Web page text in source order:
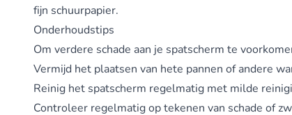
fijn schuurpapier.
Onderhoudstips
Om verdere schade aan je spatscherm te
Vermijd het plaatsen van hete pannen of andere
Reinig het spatscherm regelmatig met milde
Controleer regelmatig op tekenen van schade of